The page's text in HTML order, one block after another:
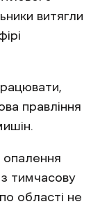
витягли
правління
тимчасову
області не